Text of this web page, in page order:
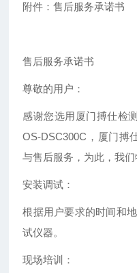
附件：售后服务承诺书
售后服务承诺书
尊敬的用户：
感谢您选用厦门搏仕检
OS-DSC300C，厦门搏
与售后服务，为此，我们
安装调试：
根据用户要求的时间和
试仪器。
现场培训：